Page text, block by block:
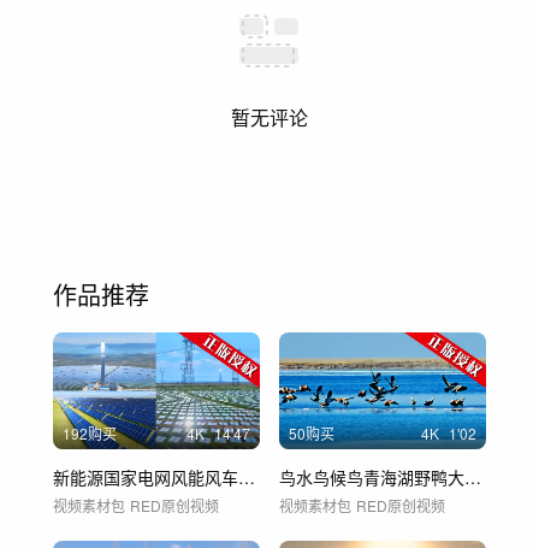
暂无评论
作品推荐
192购买 4K 14'47
新能源国家电网风能风车光电电塔高压电电站
视频素材包 RED原创视频
50购买 4K 1'02
鸟水鸟候鸟青海湖野鸭大自然自然飞鸟生态鸟
视频素材包 RED原创视频